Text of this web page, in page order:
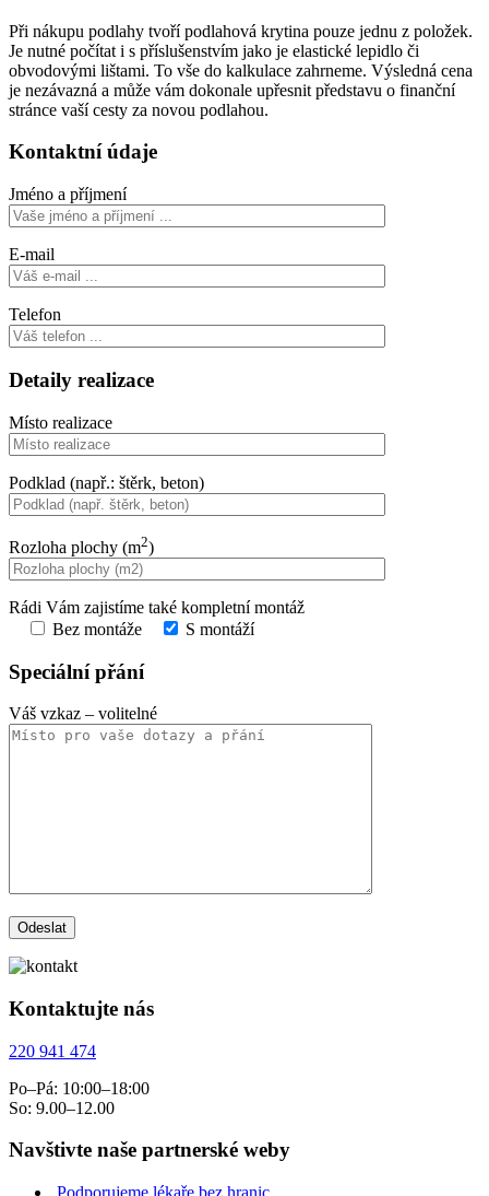
Při nákupu podlahy tvoří podlahová krytina pouze jednu z položek.
Je nutné počítat i s příslušenstvím jako je elastické lepidlo či
obvodovými lištami. To vše do kalkulace zahrneme. Výsledná cena
je nezávazná a může vám dokonale upřesnit představu o finanční
stránce vaší cesty za novou podlahou.
Kontaktní údaje
Jméno a příjmení
E-mail
Telefon
Detaily realizace
Místo realizace
Podklad (např.: štěrk, beton)
Rozloha plochy (m2)
Rádi Vám zajistíme také kompletní montáž
Bez montáže
S montáží
Speciální přání
Váš vzkaz – volitelné
Kontaktujte nás
220 941 474
Po–Pá: 10:00–18:00
So: 9.00–12.00
Navštivte naše partnerské weby